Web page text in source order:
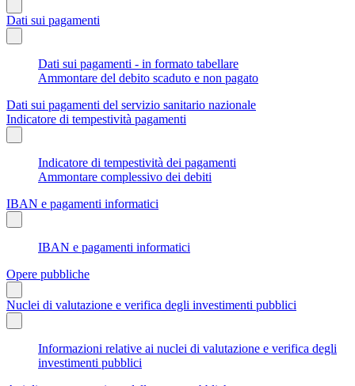
Dati sui pagamenti
Dati sui pagamenti - in formato tabellare
Ammontare del debito scaduto e non pagato
Dati sui pagamenti del servizio sanitario nazionale
Indicatore di tempestività pagamenti
Indicatore di tempestività dei pagamenti
Ammontare complessivo dei debiti
IBAN e pagamenti informatici
IBAN e pagamenti informatici
Opere pubbliche
Nuclei di valutazione e verifica degli investimenti pubblici
Informazioni relative ai nuclei di valutazione e verifica degli
investimenti pubblici